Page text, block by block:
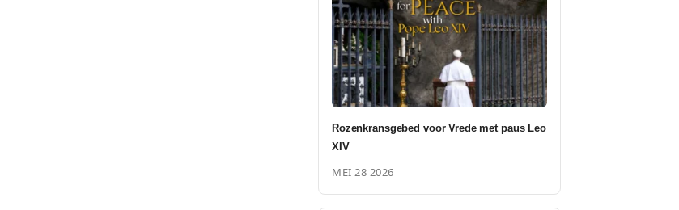
Rozenkransgebed voor Vrede met paus Leo
XIV
MEI 28 2026